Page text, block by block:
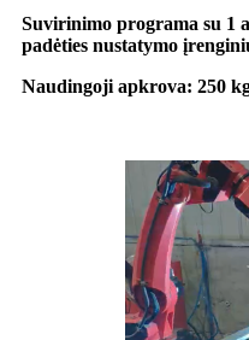
Suvirinimo programa su 1
padėties nustatymo
Naudingoji apkrova: 250